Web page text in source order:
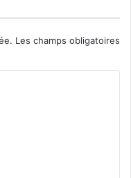
Les champs obligatoires